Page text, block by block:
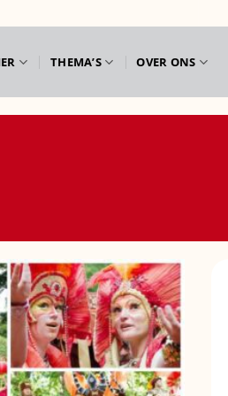
THEMA’S OVER ONS